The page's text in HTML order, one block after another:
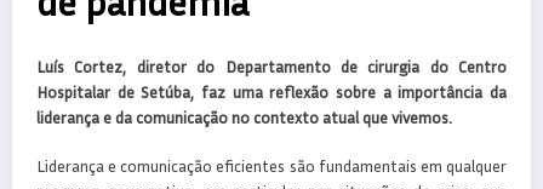
Luís Cortez, diretor do Departamento de cirurgia do Centro
Hospitalar de Setúba, faz uma reflexão sobre a importância da
liderança e da comunicação no contexto atual que vivemos.
Liderança e comunicação eficientes são fundamentais em qualquer